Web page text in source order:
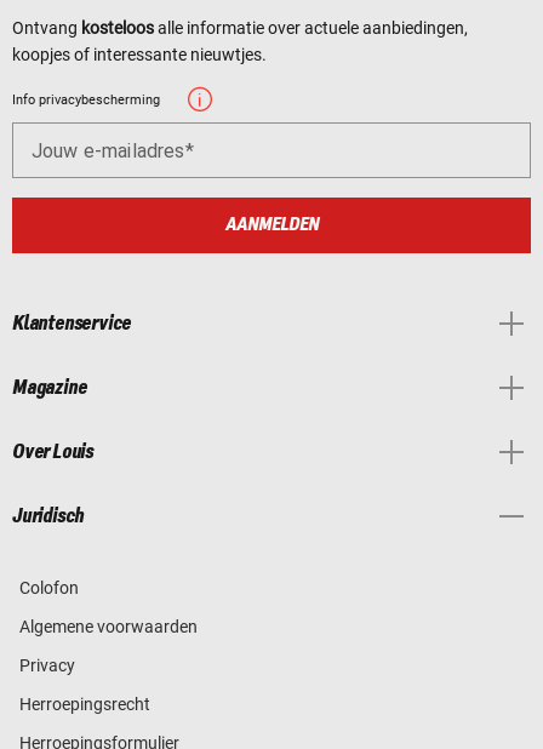
Ontvang kosteloosalle informatie over actuele aanbiedingen,
koopjes of interessante nieuwtjes.
Info privacybescherming
Jouw e-mailadres
AANMELDEN
Klantenservice
Magazine
Over Louis
Juridisch
Colofon
Algemene voorwaarden
Privacy
Herroepingsrecht
Herroepingsformulier